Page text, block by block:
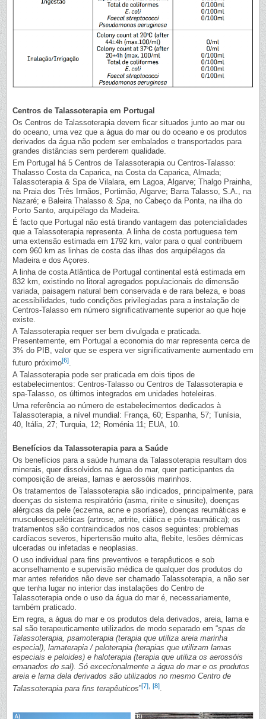
Centros de Talassoterapia em Portugal
Os Centros de Talassoterapia devem ficar situados junto ao mar ou
do oceano, uma vez que a água do mar ou do oceano e os produtos
derivados da água não podem ser embalados e transportados para
grandes distâncias sem perderem qualidade.
Em Portugal há 5 Centros de Talassoterapia ou Centros-Talasso:
Thalasso Costa da Caparica, na Costa da Caparica, Almada;
Talassoterapia & Spa de Vilalara, em Lagoa, Algarve; Thalgo Prainha,
na Praia dos Três Irmãos, Portimão, Algarve; Barra Talasso, S.A., na
Nazaré; e Baleira Thalasso & Spa , no Cabeço da Ponta, na ilha do
Porto Santo, arquipélago da Madeira.
É facto que Portugal não está tirando vantagem das potencialidades
que a Talassoterapia representa. A linha de costa portuguesa tem
uma extensão estimada em 1792 km, valor para o qual contribuem
com 960 km as linhas de costa das ilhas dos arquipélagos da
Madeira e dos Açores.
A linha de costa Atlântica de Portugal continental está estimada em
832 km, existindo no litoral agregados populacionais de dimensão
variada, paisagem natural bem conservada e de rara beleza, e boas
acessibilidades, tudo condições privilegiadas para a instalação de
Centros-Talasso em número significativamente superior ao que hoje
existe.
A Talassoterapia requer ser bem divulgada e praticada.
Presentemente, em Portugal a economia do mar representa cerca de
3% do PIB, valor que se espera ver significativamente aumentado em
futuro próximo[6].
A Talassoterapia pode ser praticada em dois tipos de
estabelecimentos: Centros-Talasso ou Centros de Talassoterapia e
spa-Talasso, os últimos integrados em unidades hoteleiras.
Uma referência ao número de estabelecimentos dedicados à
Talassoterapia, a nível mundial: França, 60; Espanha, 57; Tunísia,
40, Itália, 27; Turquia, 12; Roménia 11; EUA, 10.
Benefícios da Talassoterapia para a Saúde
Os benefícios para a saúde humana da Talassoterapia resultam dos
minerais, quer dissolvidos na água do mar, quer participantes da
composição de areias, lamas e aerossóis marinhos.
Os tratamentos de Talassoterapia são indicados, principalmente, para
doenças do sistema respiratório (asma, rinite e sinusite), doenças
alérgicas da pele (eczema, acne e psoríase), doenças reumáticas e
musculoesqueléticas (artrose, artrite, ciática e pós-traumática); os
tratamentos são contraindicados nos casos seguintes: problemas
cardíacos severos, hipertensão muito alta, flebite, lesões dérmicas
ulceradas ou infetadas e neoplasias.
O uso individual para fins preventivos e terapêuticos e sob
aconselhamento e supervisão médica de qualquer dos produtos do
mar antes referidos não deve ser chamado Talassoterapia, a não ser
que tenha lugar no interior das instalações do Centro de
Talassoterapia onde o uso da água do mar é, necessariamente,
também praticado.
Em regra, a água do mar e os produtos dela derivados, areia, lama e
sal são terapeuticamente utilizados de modo separado em “spas de
Talassoterapia, psamoterapia (terapia que utiliza areia marinha
especial), lamaterapia / peloterapia (terapias que utilizam lamas
especiais e peloides) e haloterapia (terapia que utiliza os aerossóis
emanados do sal). Só excecionalmente a água do mar e os produtos
areia e lama dela derivados são utilizados no mesmo Centro de
Talassoterapia para fins terapêuticos”[7], [8].